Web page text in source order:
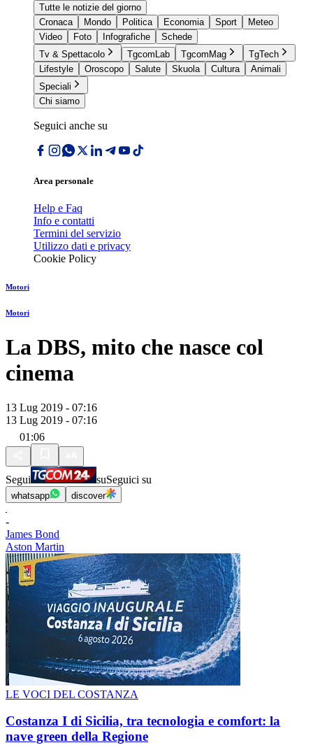
Tutte le notizie del giorno
Cronaca
Mondo Politica Economia Sport
Meteo
Video
Foto Infografiche
Schede
Tv & Spettacolo
TgcomLab TgcomMag
TgTech
Lifestyle
Oroscopo Salute Skuola Cultura
Animali
Speciali
Chi siamo
Seguici anche su
Area personale
Help e Faq
Info e contatti
Termini del servizio
Utilizzo dati e privacy
Cookie Policy
Motori
Motori
La DBS, mito che nasce col
cinema
13 Lug 2019 - 07:16
13 Lug 2019 - 07:16
01:06
Segui suSeguici su
whatsapp discover
-
James Bond
Aston Martin
LE VOCI DEL COSTANZA
Costanza I di Sicilia, tra tecnologia e comfort: la
nave green della Regione